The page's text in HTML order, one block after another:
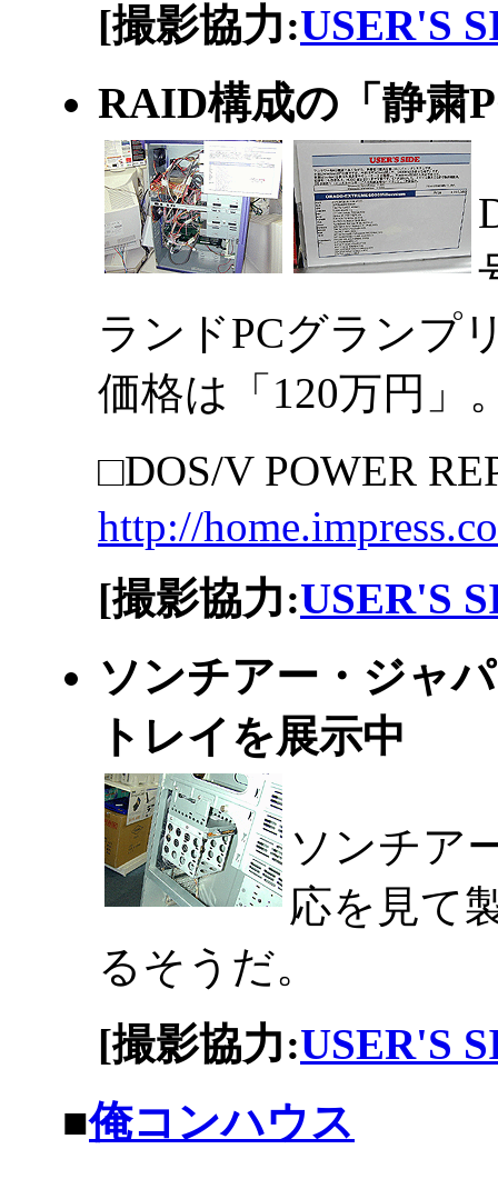
[撮影協力:USER'S
RAID構成の「静
ランドPCグランプ
価格は「120万円」
□DOS/V POWER
http://
[撮影協力:USER'S
ソンチアー・ジャ
トレイを展示中
ソンチア
応を見て
るそうだ。
[撮影協力:USER'S
■俺コンハウス